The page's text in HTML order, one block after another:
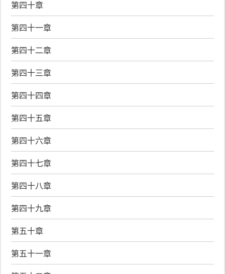
第四十章
第四十一章
第四十二章
第四十三章
第四十四章
第四十五章
第四十六章
第四十七章
第四十八章
第四十九章
第五十章
第五十一章